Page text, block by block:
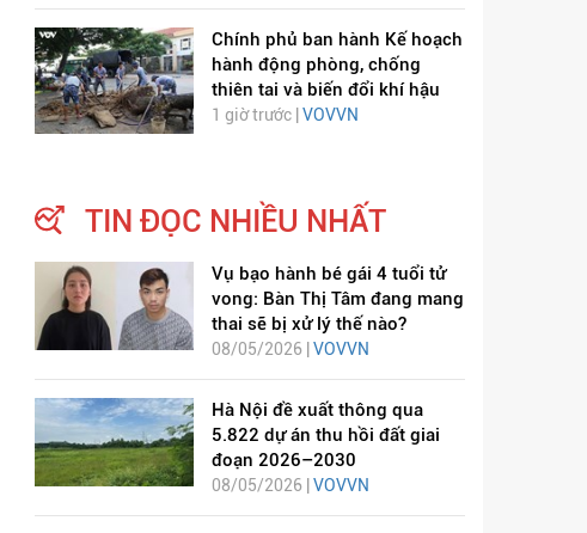
Chính phủ ban hành Kế hoạch
hành động phòng, chống
thiên tai và biến đổi khí hậu
1 giờ trước | VOVVN
TIN ĐỌC NHIỀU NHẤT
Vụ bạo hành bé gái 4 tuổi tử
vong: Bàn Thị Tâm đang mang
thai sẽ bị xử lý thế nào?
08/05/2026 | VOVVN
Hà Nội đề xuất thông qua
5.822 dự án thu hồi đất giai
đoạn 2026–2030
08/05/2026 | VOVVN